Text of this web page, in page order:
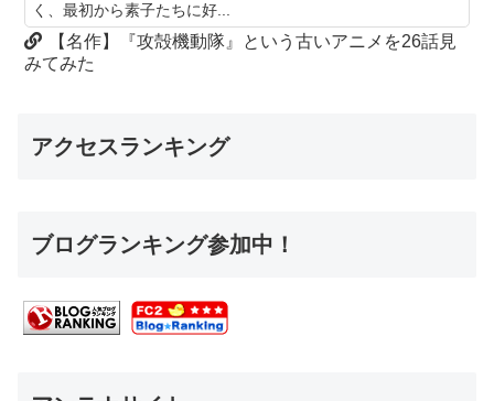
く、最初から素子たちに好...
【名作】『攻殻機動隊』という古いアニメを26話見
みてみた
アクセスランキング
ブログランキング参加中！